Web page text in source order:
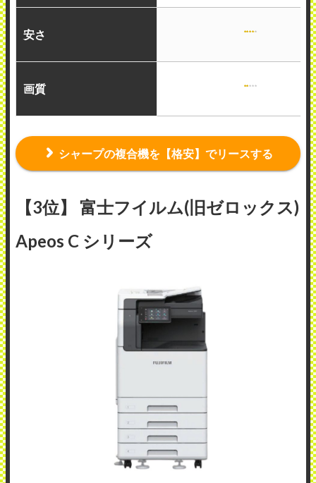
安さ
画質
シャープの複合機を【格安】でリースする
【3位】 富士フイルム(旧ゼロックス)
Apeos C シリーズ